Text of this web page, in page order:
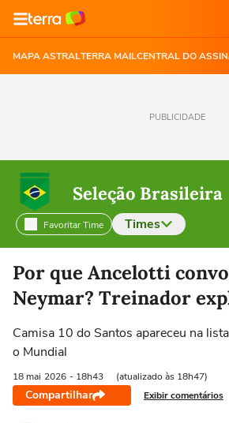
MAPA ASTRALTERRA MAILCENTRAL DO
PUBLICIDADE
Seleção Brasileira
Favoritar Time Times
Selecione o time para ver as notícias
Por que Ancelotti
Neymar? Treinador
Camisa 10 do Santos apareceu na
o Mundial
18 mai 2026 - 18h43 (atualizado às 18h47)
Compartilhar Exibir comentários